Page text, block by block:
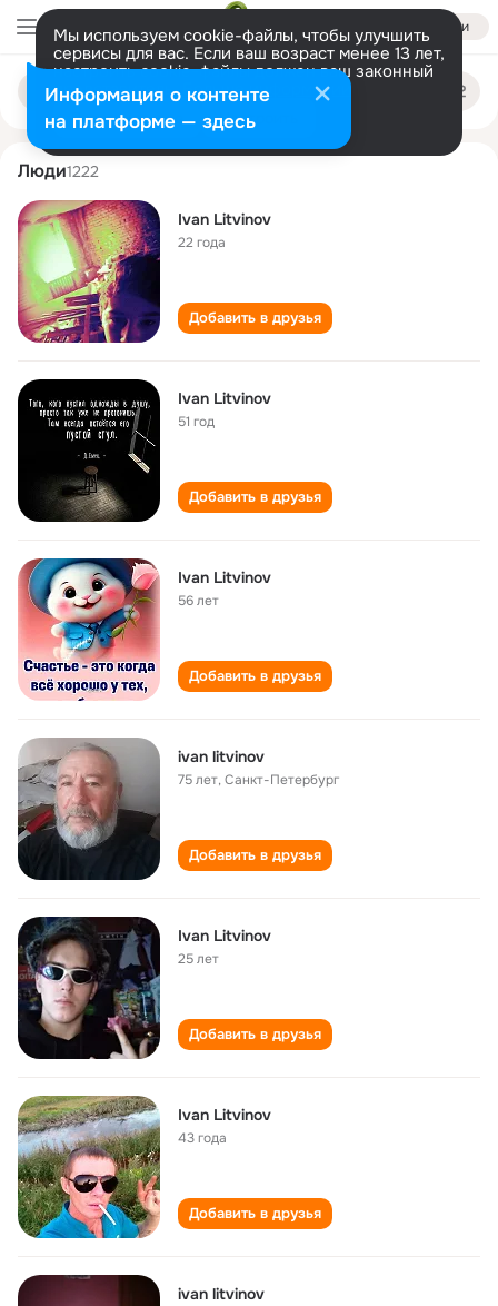
Войти
Мы используем cookie-файлы, чтобы улучшить
сервисы для вас. Если ваш возраст менее 13 лет,
настроить cookie-файлы должен ваш законный
представитель. Больше информации
Разрешить все Настроить
Поиск
людям
ivan litvinov
Люди1222
Ivan Litvinov
22 года
Добавить в друзья
Ivan Litvinov
51 год
Добавить в друзья
Ivan Litvinov
56 лет
Добавить в друзья
ivan litvinov
75 лет,Санкт-Петербург
Добавить в друзья
Ivan Litvinov
25 лет
Добавить в друзья
Ivan Litvinov
43 года
Добавить в друзья
ivan litvinov
Информация о контенте
на платформе — здесь